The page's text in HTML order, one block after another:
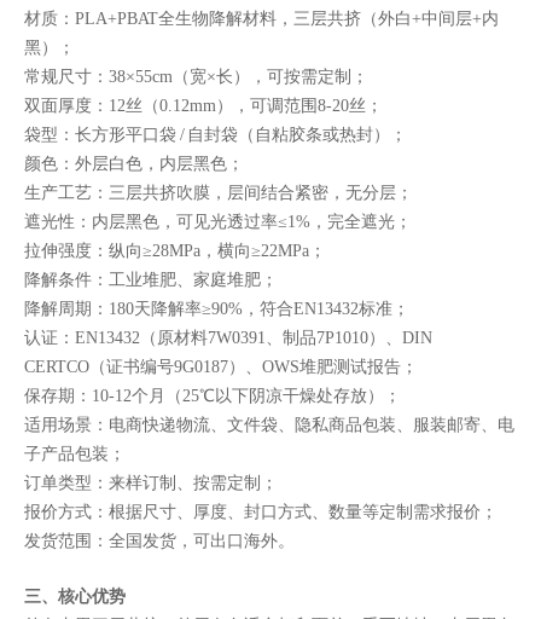
材质：PLA+PBAT全生物降解材料，三层共挤（外白+中间层+内
黑）；
常规尺寸：38×55cm（宽×长），可按需定制；
双面厚度：12丝（0.12mm），可调范围8-20丝；
袋型：长方形平口袋 / 自封袋（自粘胶条或热封）；
颜色：外层白色，内层黑色；
生产工艺：三层共挤吹膜，层间结合紧密，无分层；
遮光性：内层黑色，可见光透过率≤1%，完全遮光；
拉伸强度：纵向≥28MPa，横向≥22MPa；
降解条件：工业堆肥、家庭堆肥；
降解周期：180天降解率≥90%，符合EN13432标准；
认证：EN13432（原材料7W0391、制品7P1010）、DIN
CERTCO（证书编号9G0187）、OWS堆肥测试报告；
保存期：10-12个月（25℃以下阴凉干燥处存放）；
适用场景：电商快递物流、文件袋、隐私商品包装、服装邮寄、电
子产品包装；
订单类型：来样订制、按需定制；
报价方式：根据尺寸、厚度、封口方式、数量等定制需求报价；
发货范围：全国发货，可出口海外。
三、核心优势